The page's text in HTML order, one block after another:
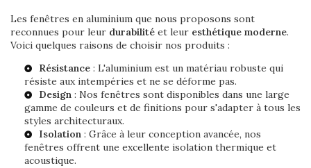
Les fenêtres en aluminium que nous proposons sont
reconnues pour leur durabilité et leur esthétique moderne.
Voici quelques raisons de choisir nos produits :
Résistance : L'aluminium est un matériau robuste qui
résiste aux intempéries et ne se déforme pas.
Design : Nos fenêtres sont disponibles dans une large
gamme de couleurs et de finitions pour s'adapter à tous les
styles architecturaux.
Isolation : Grâce à leur conception avancée, nos
fenêtres offrent une excellente isolation thermique et
acoustique.